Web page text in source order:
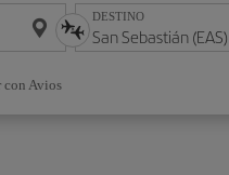
DESTINO
con Avios